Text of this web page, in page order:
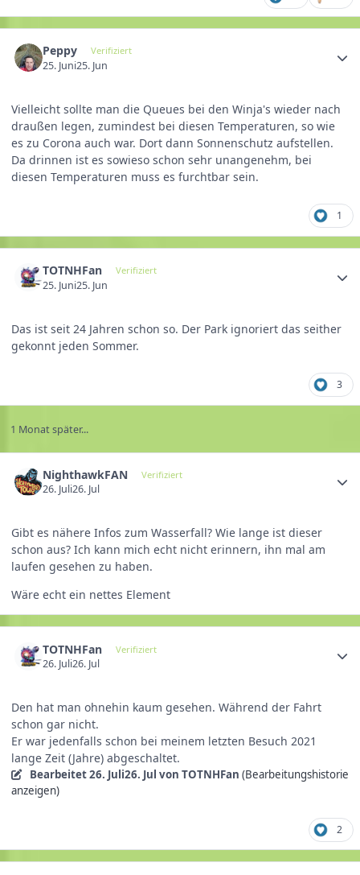
Peppy Verifiziert
25. Juni25. Jun
Vielleicht sollte man die Queues bei den Winja's wieder nach
draußen legen, zumindest bei diesen Temperaturen, so wie
es zu Corona auch war. Dort dann Sonnenschutz aufstellen.
Da drinnen ist es sowieso schon sehr unangenehm, bei
diesen Temperaturen muss es furchtbar sein.
1
TOTNHFan Verifiziert
25. Juni25. Jun
Das ist seit 24 Jahren schon so. Der Park ignoriert das seither
gekonnt jeden Sommer.
3
1 Monat später...
NighthawkFAN Verifiziert
26. Juli26. Jul
Gibt es nähere Infos zum Wasserfall? Wie lange ist dieser
schon aus? Ich kann mich echt nicht erinnern, ihn mal am
laufen gesehen zu haben.
Wäre echt ein nettes Element
TOTNHFan Verifiziert
26. Juli26. Jul
Den hat man ohnehin kaum gesehen. Während der Fahrt
schon gar nicht.
Er war jedenfalls schon bei meinem letzten Besuch 2021
lange Zeit (Jahre) abgeschaltet.
Bearbeitet26. Juli26. Jul von TOTNHFan (Bearbeitungshistorie
anzeigen)
2